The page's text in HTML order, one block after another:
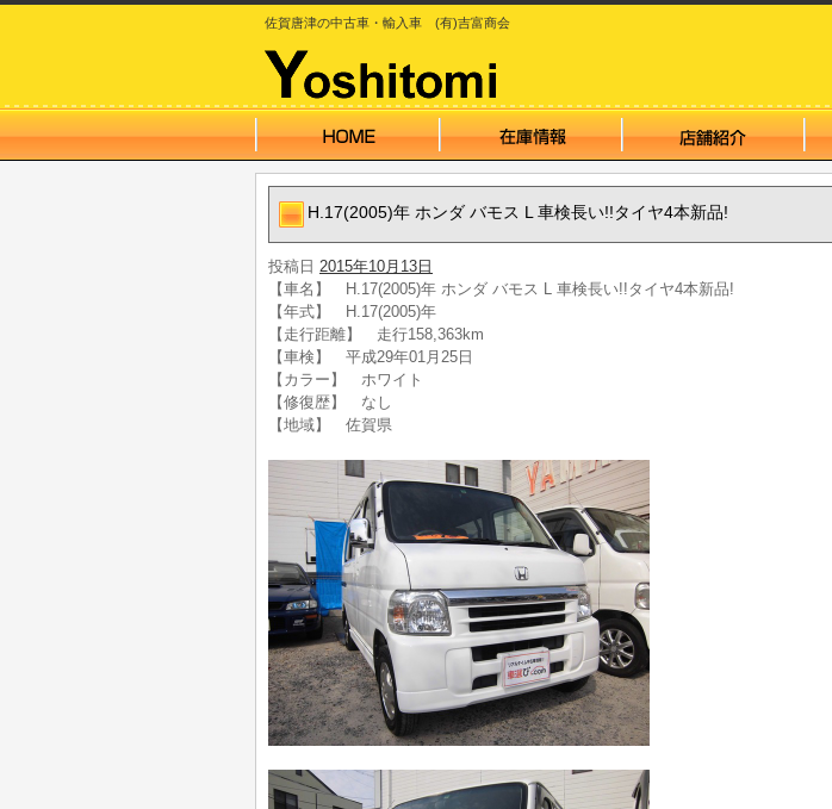
佐賀唐津の中古車・輸入車 (有)吉富商会
H.17(2005)年 ホンダ バモス L 車検長い!!タイヤ4本新品!
投稿日 2015年10月13日
【車名】 H.17(2005)年 ホンダ バモス L 車検長い!!タイヤ4本新品!
【年式】 H.17(2005)年
【走行距離】 走行158,363km
【車検】 平成29年01月25日
【カラー】 ホワイト
【修復歴】 なし
【地域】 佐賀県